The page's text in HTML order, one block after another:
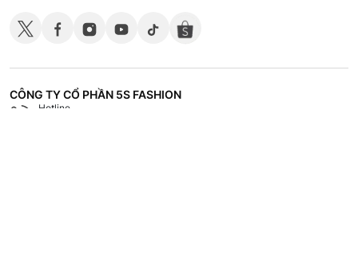
CÔNG TY CỔ PHẦN 5S FASHION
Hotline